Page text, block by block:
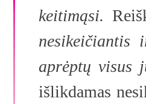
keitimąsi.
nesikeičiantis
aprėptų visus
išlikdamas